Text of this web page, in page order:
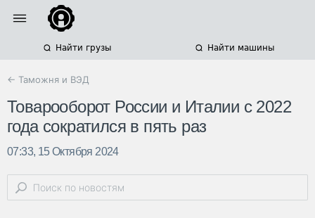
Найти грузы Найти машины
← Таможня и ВЭД
Товарооборот России и Италии с 2022
года сократился в пять раз
07:33, 15 Октября 2024